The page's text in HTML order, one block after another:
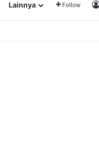
Lainnya Follow